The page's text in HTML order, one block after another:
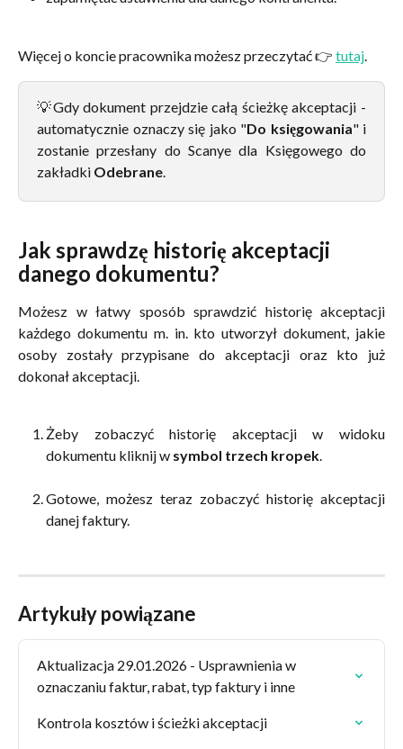
Więcej o koncie pracownika możesz przeczytać 👉 tutaj.
💡Gdy dokument przejdzie całą ścieżkę akceptacji -
automatycznie oznaczy się jako "Do księgowania" i
zostanie przesłany do Scanye dla Księgowego do
zakładki Odebrane.
Jak sprawdzę historię akceptacji
danego dokumentu?
Możesz w łatwy sposób sprawdzić historię akceptacji
każdego dokumentu m. in. kto utworzył dokument, jakie
osoby zostały przypisane do akceptacji oraz kto już
dokonał akceptacji.
Żeby zobaczyć historię akceptacji w widoku
dokumentu kliknij w symbol trzech kropek.
Gotowe, możesz teraz zobaczyć historię akceptacji
danej faktury.
Artykuły powiązane
Aktualizacja 29.01.2026 - Usprawnienia w
oznaczaniu faktur, rabat, typ faktury i inne
Kontrola kosztów i ścieżki akceptacji